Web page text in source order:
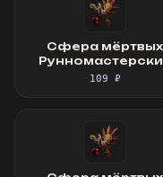
Сфера мёртвых
Священный
109 ₽